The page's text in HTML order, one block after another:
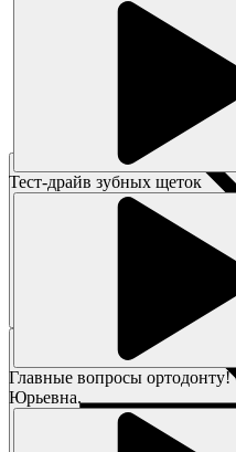
Тест-драйв зубных щеток
Главные вопросы ортодонту!
Юрьевна.